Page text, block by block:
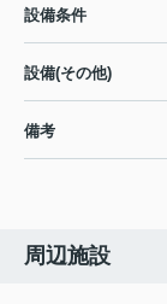
設備条件
設備(その他)
備考
周辺施設